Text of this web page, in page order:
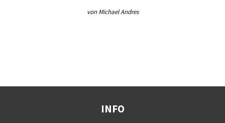
von Michael Andres
INFO